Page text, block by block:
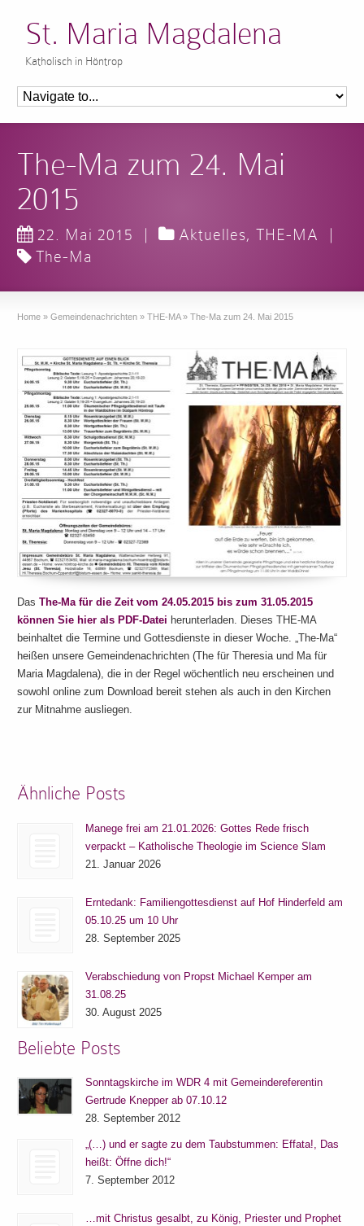
St. Maria Magdalena
Katholisch in Höntrop
The-Ma zum 24. Mai
2015
22. Mai 2015 | Aktuelles,THE-MA
|
The-Ma
Home » Gemeindenachrichten » THE-MA » The-Ma zum 24. Mai 2015
Das The-Ma für die Zeit vom 24.05.2015 bis zum 31.05.2015
können Sie hier als PDF-Datei herunterladen. Dieses THE-MA
beinhaltet die Termine und Gottesdienste in dieser Woche. „The-Ma“
heißen unsere Gemeindenachrichten (The für Theresia und Ma für
Maria Magdalena), die in der Regel wöchentlich neu erscheinen und
sowohl online zum Download bereit stehen als auch in den Kirchen
zur Mitnahme ausliegen.
Ähnliche Posts
Manege frei am 21.01.2026: Gottes Rede frisch
verpackt – Katholische Theologie im Science Slam
21. Januar 2026
Erntedank: Familiengottesdienst auf Hof Hinderfeld am
05.10.25 um 10 Uhr
28. September 2025
Verabschiedung von Propst Michael Kemper am
31.08.25
30. August 2025
Beliebte Posts
Sonntagskirche im WDR 4 mit Gemeindereferentin
Gertrude Knepper ab 07.10.12
28. September 2012
„(…) und er sagte zu dem Taubstummen: Effata!, Das
heißt: Öffne dich!“
7. September 2012
…mit Christus gesalbt, zu König, Priester und Prophet